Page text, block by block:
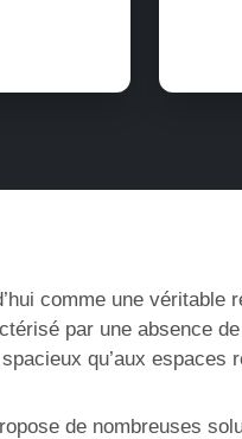
comme une
par une absence
qu’aux
de nombreuses